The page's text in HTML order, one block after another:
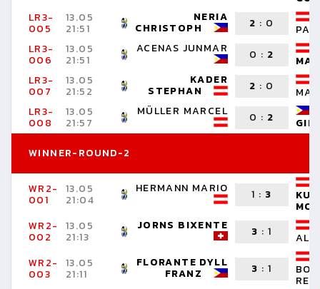
LR3-
005
13.05
21:51
NERIA
CHRISTOPH 2 : 0
LR3-
006
13.05
21:51
ACENAS JUNMAR 0 : 2
LR3-
007
13.05
21:52
KADER
STEPHAN 2 : 0
LR3-
008
13.05
21:57
MÜLLER MARCEL 0 : 2
WINNER-ROUND-2
WR2-
001
13.05
21:04
HERMANN MARIO 1 : 3
WR2-
002
13.05
21:13
JORNS BIXENTE 3 :1
WR2-
003
13.05
21:11
FLORANTE DYLL
FRANZ 3 :1